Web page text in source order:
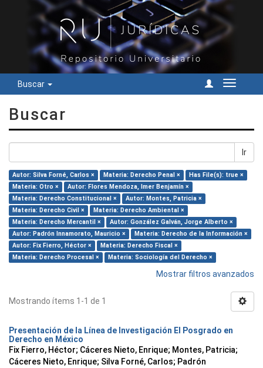
Buscar
Cambiar
Buscar
Ir
Autor: Silva Forné, Carlos × Materia: Derecho Penal ×
Has File(s): true ×
Materia: Otro ×
Autor: Flores Mendoza, Imer Benjamín ×
Materia: Derecho Constitucional ×
Autor: Montes, Patricia ×
Materia: Derecho Civil ×
Materia: Derecho Ambiental ×
Materia: Derecho Mercantil ×
Autor: González Galván, Jorge Alberto ×
Autor: Padrón Innamorato, Mauricio ×
Materia: Derecho de la Información ×
Autor: Fix Fierro, Héctor ×
Materia: Derecho Fiscal ×
Materia: Derecho Procesal ×
Materia: Sociología del Derecho ×
Mostrar filtros avanzados
Mostrando ítems 1-1 de 1
Presentación de la Línea de Investigación El Posgrado en
Derecho en México
Fix Fierro, Héctor; Cáceres Nieto, Enrique; Montes, Patricia;
Cáceres Nieto, Enrique; Silva Forné, Carlos; Padrón